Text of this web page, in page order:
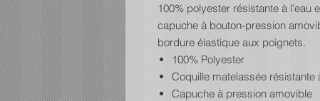
100% polyester résistante à l'eau
capuche à bouton-pression
bordure élastique aux poignets.
100% Polyester
Coquille matelassée résistante
Capuche à pression amovible